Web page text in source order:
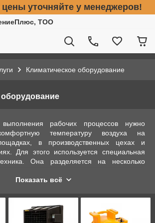
уточняйте у менеджеров!
ТОО
Климатическое оборудование
оборудование
рабочих процессов нужно
температуру воздуха на
в производственных цехах и
Для этого используется специальная
Она разделяется на несколько
воздушных потоков, а также
систем
климата внутри промышленных и
Показать всё